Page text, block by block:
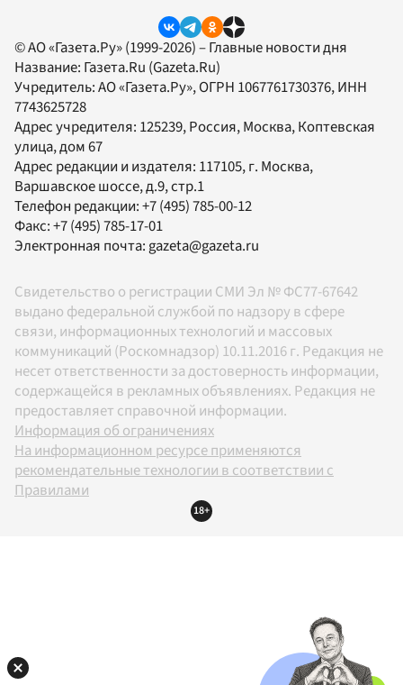
© АО «Газета.Ру» (1999-2026) – Главные новости дня
Название: Газета.Ru (Gazeta.Ru)
Учредитель:АО «Газета.Ру», ОГРН 1067761730376, ИНН
7743625728
Адрес учредителя: 125239, Россия, Москва, Коптевская
улица, дом 67
Адрес редакции и издателя: 117105, г. Москва,
Варшавское шоссе, д.9, стр.1
Телефон редакции:+7 (495) 785-00-12
Факс:+7 (495) 785-17-01
Электронная почта: gazeta@gazeta.ru
Свидетельство о регистрации СМИ Эл № ФС77-67642
выдано федеральной службой по надзору в сфере
связи, информационных технологий и массовых
коммуникаций (Роскомнадзор) 10.11.2016 г. Редакция не
несет ответственности за достоверность информации,
содержащейся в рекламных объявлениях. Редакция не
предоставляет справочной информации.
Информация об ограничениях
На информационном ресурсе применяются
рекомендательные технологии в соответствии с
Правилами
18+